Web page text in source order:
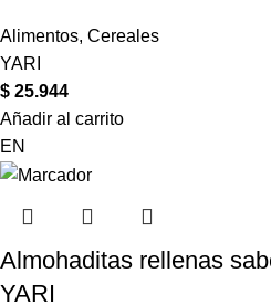
Alimentos, Cereales
YARI
$ 25.944
Añadir al carrito
EN
Almohaditas rellenas
YARI